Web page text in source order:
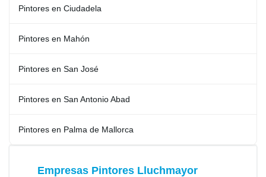
Pintores en Ciudadela
Pintores en Mahón
Pintores en San José
Pintores en San Antonio Abad
Pintores en Palma de Mallorca
Empresas Pintores Lluchmayor